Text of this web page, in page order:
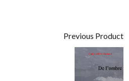
Previous Product